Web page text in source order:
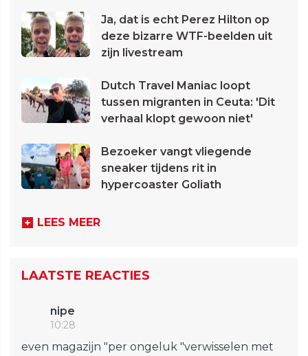
Ja, dat is echt Perez Hilton op
deze bizarre WTF-beelden uit
zijn livestream
Dutch Travel Maniac loopt
tussen migranten in Ceuta: 'Dit
verhaal klopt gewoon niet'
Bezoeker vangt vliegende
sneaker tijdens rit in
hypercoaster Goliath
LEES MEER
LAATSTE REACTIES
nipe
10:28
even magazijn "per ongeluk "verwisselen met